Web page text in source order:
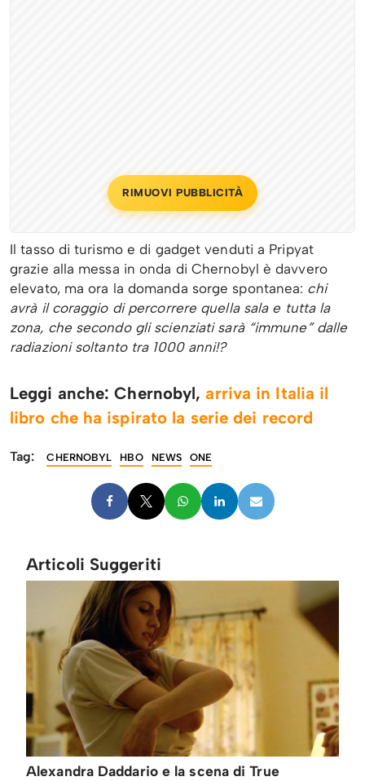
RIMUOVI PUBBLICITÀ
Il tasso di turismo e di gadget venduti a Pripyat
grazie alla messa in onda di Chernobyl è davvero
elevato, ma ora la domanda sorge spontanea: chi
avrà il coraggio di percorrere quella sala e tutta la
zona, che secondo gli scienziati sarà “immune” dalle
radiazioni soltanto tra 1000 anni!?
Leggi anche: Chernobyl, arriva in Italia il
libro che ha ispirato la serie dei record
Tag: CHERNOBYL HBO NEWS ONE
Articoli Suggeriti
Alexandra Daddario e la scena di True